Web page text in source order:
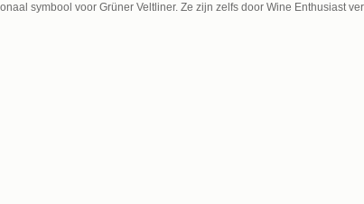
symbool voor Grüner Veltliner. Ze zijn zelfs door Wine Enthusiast